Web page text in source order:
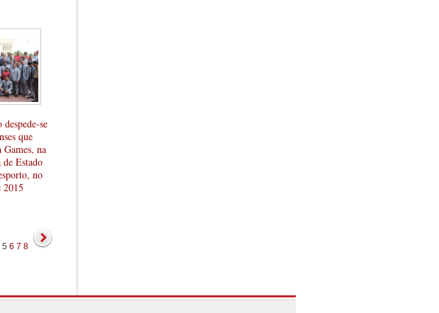
se
que
na
de Estado
no
2015
5 6 7 8